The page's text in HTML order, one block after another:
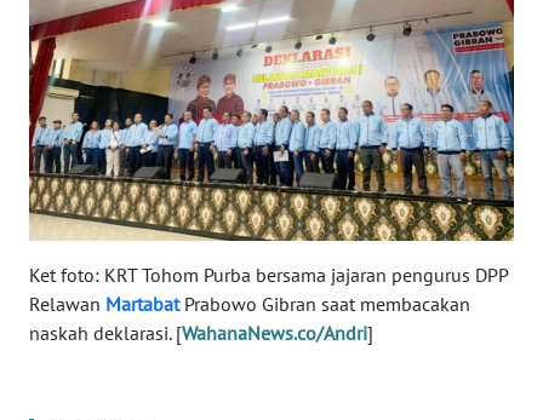
Ket foto: KRT Tohom Purba bersama jajaran pengurus DPP
Relawan MartabatPrabowo Gibran saat membacakan
naskah deklarasi. [WahanaNews.co/Andri]
PAPUA
BARAT
WN
RIAU
WN
SERAMBI
WN
JAMBI